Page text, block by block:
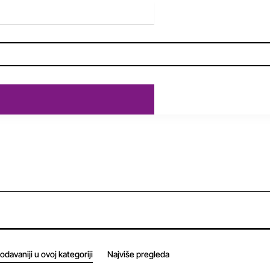
u ovoj kategoriji Najviše pregleda